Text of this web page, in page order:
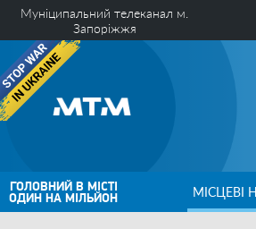
Муніципальний телеканал м.
Запоріжжя
ГОЛОВНИЙ В МІСТІ
ОДИН НА МІЛЬЙОН МІСЦЕВІ